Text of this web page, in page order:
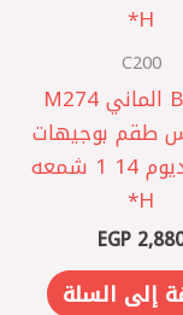
C200
BOSCH الماني M274
مرسيدس ‎طقم بوجيهات
دابل اريديوم 14 1 شمعه
H*
EGP
إلى السلة